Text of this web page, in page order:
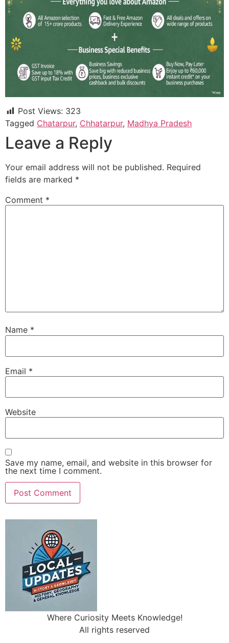
Post Views: 323
Tagged Chatarpur, Chhatarpur, Madhya Pradesh
Leave a Reply
Your email address will not be published. Required
fields are marked *
Comment *
Name *
Email *
Website
Save my name, email, and website in this browser for
the next time I comment.
Where Curiosity Meets Knowledge!
All rights reserved